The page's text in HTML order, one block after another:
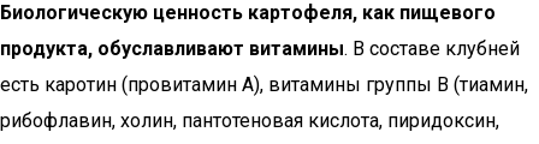
Биологическую ценность картофеля, как пищевого
продукта, обуславливают витамины. В составе клубней
есть каротин (провитамин А), витамины группы В (тиамин,
рибофлавин, холин, пантотеновая кислота, пиридоксин,